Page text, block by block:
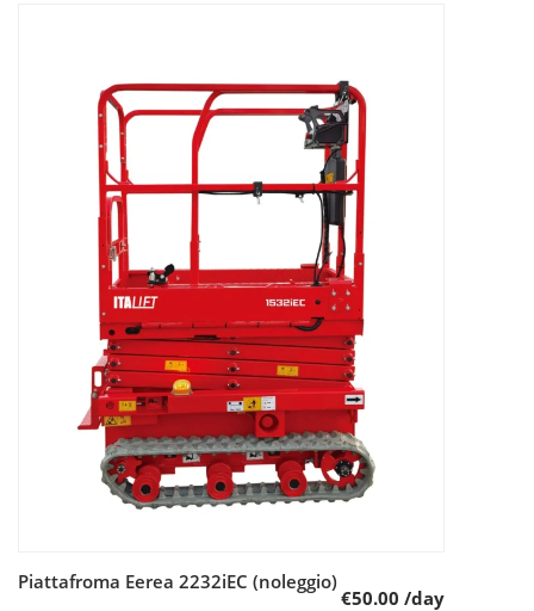
Leggi tutto
Piattafroma Eerea 2232iEC (noleggio)
€50.00 /day